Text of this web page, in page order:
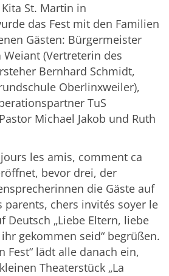
St. Martin in
das Fest mit den Familien
Gästen: Bürgermeister
(Vertreterin des
Bernhard Schmidt,
Oberlinxweiler),
TuS
Michael Jakob und Ruth
les amis, comment ca
bevor drei, der
die Gäste auf
parents, chers invités soyer le
Deutsch „Liebe Eltern, liebe
gekommen seid“ begrüßen.
Fest“ lädt alle danach ein,
Theaterstück „La